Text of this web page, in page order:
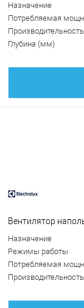
Назначение
Потребляемая
Глубина (мм)
Вентилятор
Назначение
Режимы работы
Потребляемая